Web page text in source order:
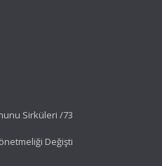
Sirküleri /73
Değişti